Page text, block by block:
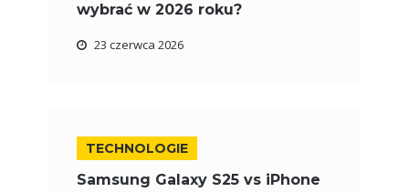
wybrać w 2026 roku?
23 czerwca 2026
TECHNOLOGIE
Samsung Galaxy S25 vs iPhone